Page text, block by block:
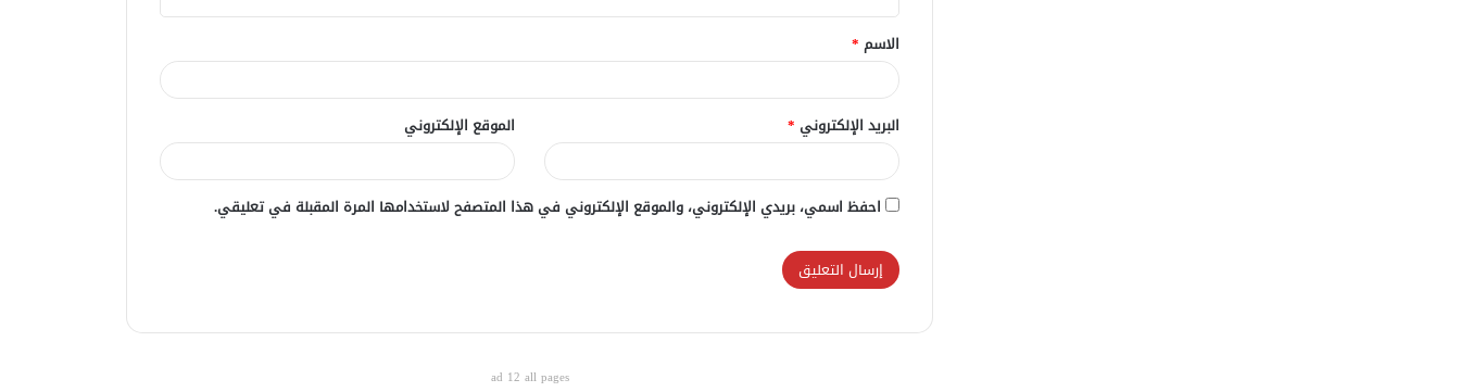
ق
*
الاسم *
البريد الإلكتروني * الموقع الإلكتروني
احفظ اسمي، بريدي الإلكتروني، والموقع الإلكتروني في هذا المتصفح لاستخدامها المرة المقبلة في تعليقي.
ad 12 all pages